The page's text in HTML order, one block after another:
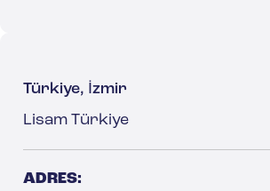
Türkiye, İzmir
Lisam Türkiye
ADRES: